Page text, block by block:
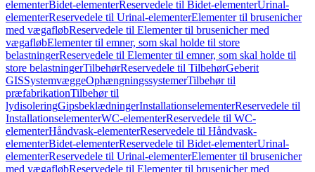
elementerBidet-elementerReservedele til Bidet-elementerUrinal-
elementerReservedele til Urinal-elementerElementer til brusenicher
med vægafløbReservedele til Elementer til brusenicher med
vægafløbElementer til emner, som skal holde til store
belastningerReservedele til Elementer til emner, som skal holde til
store belastningerTilbehørReservedele til TilbehørGeberit
GISSystemvæggeOphængningssystemerTilbehør til
præfabrikationTilbehør til
lydisoleringGipsbeklædningerInstallationselementerReservedele til
InstallationselementerWC-elementerReservedele til WC-
elementerHåndvask-elementerReservedele til Håndvask-
elementerBidet-elementerReservedele til Bidet-elementerUrinal-
elementerReservedele til Urinal-elementerElementer til brusenicher
med vægafløbReservedele til Elementer til brusenicher med